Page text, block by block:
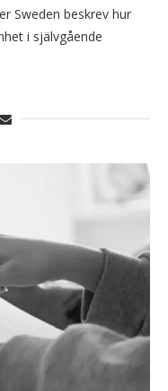
Sweden beskrev hur
i självgående